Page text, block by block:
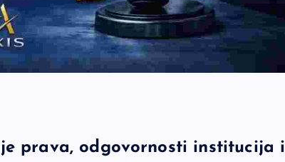
prava, odgovornosti institucija i